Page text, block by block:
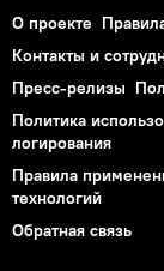
О проекте
Контакты и
Пресс-релизы
Политика
логирования
Правила
технологий
Обратная связь